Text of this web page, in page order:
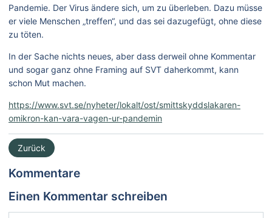
Pandemie. Der Virus ändere sich, um zu überleben. Dazu müsse
er viele Menschen „treffen“, und das sei dazugefügt, ohne diese
zu töten.
In der Sache nichts neues, aber dass derweil ohne Kommentar
und sogar ganz ohne Framing auf SVT daherkommt, kann
schon Mut machen.
https://www.svt.se/nyheter/lokalt/ost/smittskyddslakaren-
omikron-kan-vara-vagen-ur-pandemin
Zurück
Kommentare
Einen Kommentar schreiben